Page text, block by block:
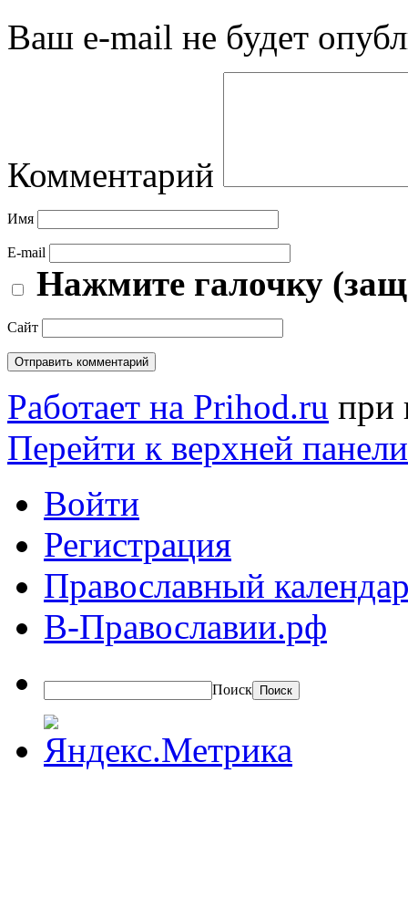
Ваш e-mail не будет
Комментарий
Имя
E-mail
Нажмите галочку
Сайт
Работает на Prihod.ru при
Перейти к верхней панели
Войти
Регистрация
Православный
В-Православии.рф
Поиск